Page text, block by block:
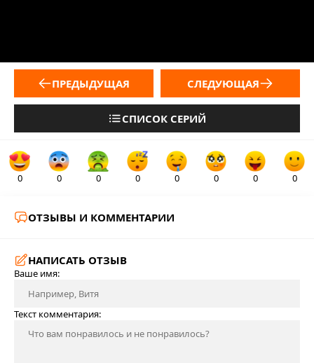
ПРЕДЫДУЩАЯ
СПИСОК СЕРИЙ
СЛЕДУЮЩАЯ
0 0 0 0 0 0 0 0
ОТЗЫВЫ И КОММЕНТАРИИ
НАПИСАТЬ ОТЗЫВ
Ваше имя:
Текст комментария: